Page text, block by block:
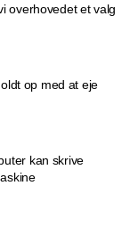
overhovedet et valg
op med at eje
kan skrive